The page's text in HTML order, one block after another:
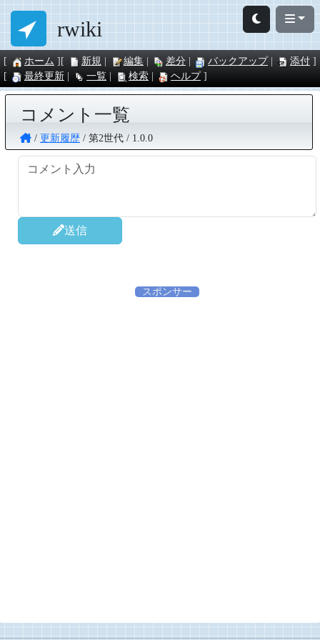
rwiki
ホーム 新規 編集 差分 バックアップ
添付
最終更新
一覧 検索 ヘルプ
コメント一覧
更新履歴 第2世代 1.0.0
送信
スポンサー